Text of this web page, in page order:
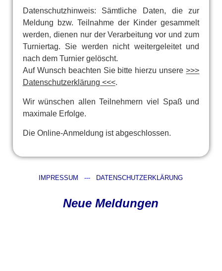
Datenschutzhinweis: Sämtliche Daten, die zur
Meldung bzw. Teilnahme der Kinder gesammelt
werden, dienen nur der Verarbeitung vor und zum
Turniertag. Sie werden nicht weitergeleitet und
nach dem Turnier gelöscht.
Auf Wunsch beachten Sie bitte hierzu unsere>>>
Datenschutzerklärung <<<.
Wir wünschen allen Teilnehmern viel Spaß und
maximale Erfolge.
Die Online-Anmeldung ist abgeschlossen.
IMPRESSUM --- DATENSCHUTZERKLÄRUNG
Neue Meldungen